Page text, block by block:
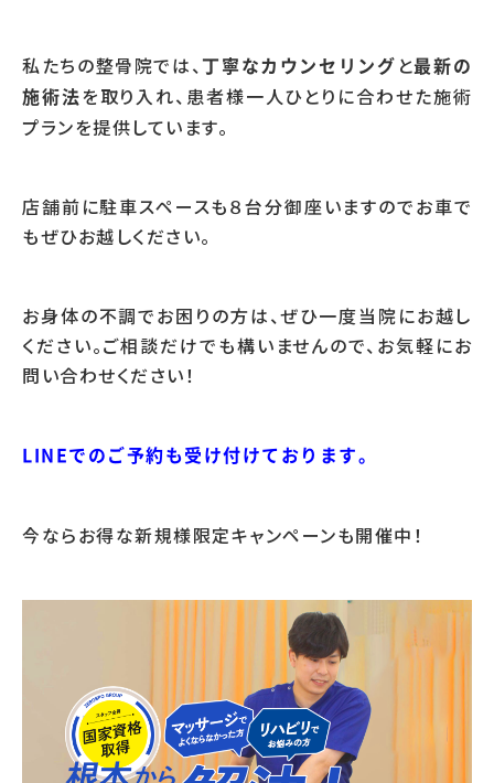
私たちの整骨院では、 丁寧なカウンセリング と最新の
施術法を取り入れ、患者様一人ひとりに合わせた施術
プランを提供しています。
店舗前に駐車スペースも８台分御座いますのでお車で
もぜひお越しください。
お身体の不調でお困りの方は、ぜひ一度当院にお越し
ください。ご相談だけでも構いませんので、お気軽にお
問い合わせください！
LINEでのご予約も受け付けております。
今ならお得な新規様限定キャンペーンも開催中！